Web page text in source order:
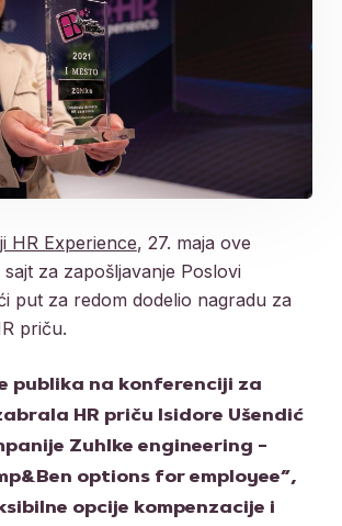
HR Experience, 27. maja ove
za zapošljavanje Poslovi
put za redom dodelio nagradu za
priču.
publika na konferenciji za
HR priču Isidore Ušendić
Zuhlke engineering –
options for employee”,
opcije kompenzacije i